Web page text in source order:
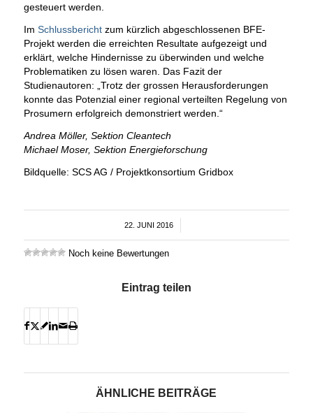
gesteuert werden.
Im Schlussberichtzum kürzlich abgeschlossenen BFE-
Projekt werden die erreichten Resultate aufgezeigt und
erklärt, welche Hindernisse zu überwinden und welche
Problematiken zu lösen waren. Das Fazit der
Studienautoren: „Trotz der grossen Herausforderungen
konnte das Potenzial einer regional verteilten Regelung von
Prosumern erfolgreich demonstriert werden.“
Andrea Möller, Sektion Cleantech
Michael Moser, Sektion Energieforschung
Bildquelle: SCS AG / Projektkonsortium Gridbox
22. JUNI 2016
/
Noch keine Bewertungen
Eintrag teilen
ÄHNLICHE BEITRÄGE